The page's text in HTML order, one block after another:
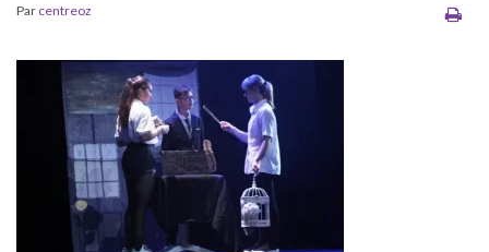
Par centreoz